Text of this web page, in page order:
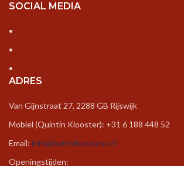
SOCIAL MEDIA
ADRES
Van Gijnstraat 27, 2288 GB Rijswijk
Mobiel (Quintin Klooster): +31 6 188 448 52
Email: info@bottlebusiness.nl
Openingstijden: